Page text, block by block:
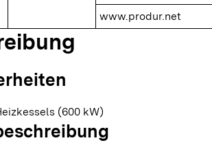
www.produr.net
(600 kW)